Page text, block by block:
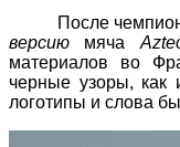
После
версию мяча
материалов во
черные узоры, как
логотипы и слова